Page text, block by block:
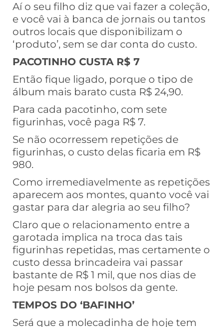
Aí o seu filho diz que vai fazer a coleção,
e você vai à banca de jornais ou tantos
outros locais que disponibilizam o
‘produto’, sem se dar conta do custo.
PACOTINHO CUSTA R$ 7
Então fique ligado, porque o tipo de
álbum mais barato custa R$ 24,90.
Para cada pacotinho, com sete
figurinhas, você paga R$ 7.
Se não ocorressem repetições de
figurinhas, o custo delas ficaria em R$
980.
Como irremediavelmente as repetições
aparecem aos montes, quanto você vai
gastar para dar alegria ao seu filho?
Claro que o relacionamento entre a
garotada implica na troca das tais
figurinhas repetidas, mas certamente o
custo dessa brincadeira vai passar
bastante de R$ 1 mil, que nos dias de
hoje pesam nos bolsos da gente.
TEMPOS DO ‘BAFINHO’
Será que a molecadinha de hoje tem